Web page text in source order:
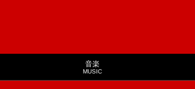
音楽
MUSIC